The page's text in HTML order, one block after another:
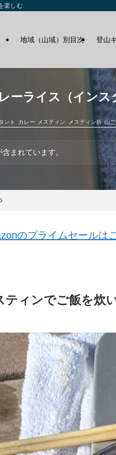
楽しむ
地域（山域）別目次 登山
ーライス（インス
ント カレー メスティン メスティン折 山
まれています。
のプライムセールは
ティンでご飯を炊